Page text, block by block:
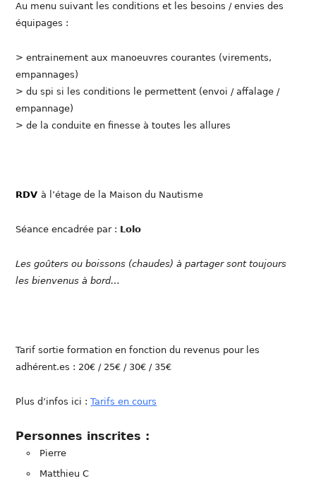
Au menu suivant les conditions et les besoins / envies des
équipages :
> entrainement aux manoeuvres courantes (virements,
empannages)
> du spi si les conditions le permettent (envoi / affalage /
empannage)
> de la conduite en finesse à toutes les allures
RDVà l’étage de la Maison du Nautisme
Séance encadrée par : Lolo
Les goûters ou boissons (chaudes) à partager sont toujours
les bienvenus à bord…
Tarif sortie formation en fonction du revenus pour les
adhérent.es : 20€ / 25€ / 30€ / 35€
Plus d’infos ici :Tarifs en cours
Personnes inscrites :
Pierre
Matthieu C